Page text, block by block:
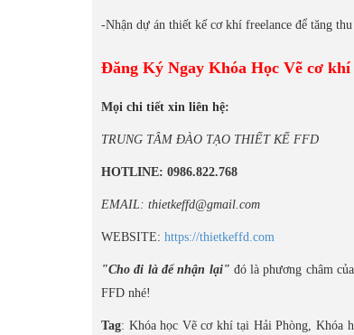
-Nhận dự án thiết kế cơ khí freelance để tăng thu
Đăng Ký Ngay Khóa Học Vẽ cơ khí
Mọi chi tiết xin liên hệ:
TRUNG TÂM ĐÀO TẠO THIẾT KẾ FFD
HOTLINE: 0986.822.768
EMAIL: thietkeffd@gmail.com
WEBSITE: https://thietkeffd.com
"Cho đi là để nhận lại" đó là phương châm
FFD nhé!
Tag: Khóa học Vẽ cơ khí tại Hải Phòng, Khóa